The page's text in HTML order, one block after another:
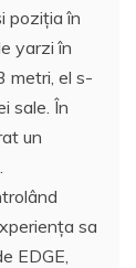
poziția în
yarzi în
metri, el s-
sale. În
un
sa
EDGE,